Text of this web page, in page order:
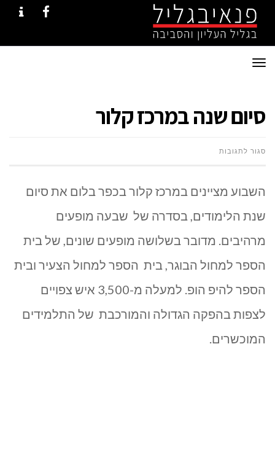
תפריט
סיום שנה במרכז קלור
סגור לתגובותעל
השבוע מציינים במרכז קלור בכפר בלום את סיום
שנת הלימודים, בסדרה של שבעה מופעים
מרהיבים. מדובר בשלושה מופעים שונים, של בית
הספר למחול הבוגר, בית הספר למחול הצעיר ובית
הספר להיפ הופ. למעלה מ-3,500 איש צפויים
לצפות בהפקה הגדולה והמורכבת של התלמידים
המוכשרים.